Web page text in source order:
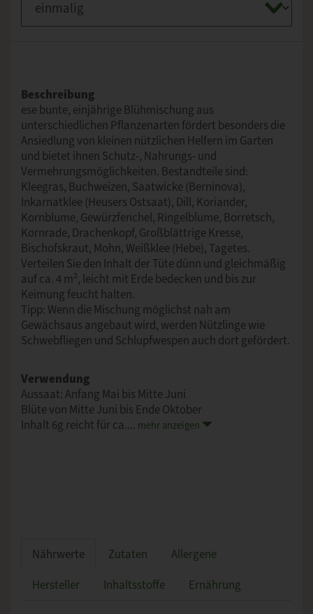
Beschreibung
ese bunte, einjährige Blühmischung aus
unterschiedlichen Pflanzenarten fördert besonders die
Ansiedlung von kleinen nützlichen Helfern im Garten
und bietet ihnen Schutz-, Nahrungs- und
Vermehrungsmöglichkeiten. Bestandteile sind:
Kleegras, Buchweizen, Saatwicke (Berninova),
Inkarnatklee (Heusers Ostsaat), Dill, Koriander,
Kornblume, Gewürzfenchel, Ringelblume, Borretsch,
Kornrade, Drachenkopf, Großblättrige Kresse,
Bischofskraut, Mohn, Weißklee (Hebe), Tagetes.
Verteilen Sie den Inhalt der Tüte dünn und gleichmäßig
auf ca. 4 m², leicht mit Erde bedecken und bis zur
Keimung feucht halten.
Tipp: Wenn die Mischung möglichst nah am
Gewächsaus angebaut wird, werden Nützlinge wie
Schwebfliegen und Schlupfwespen auch dort gefördert.
Verwendung
Aussaat: Anfang Mai bis Mitte Juni
Blüte von Mitte Juni bis Ende Oktober
Inhalt 6g reicht für ca.... mehr anzeigen
Nährwerte Zutaten
Allergene
Hersteller
Inhaltsstoffe Ernährung